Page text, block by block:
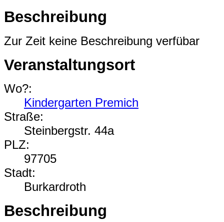
Beschreibung
Zur Zeit keine Beschreibung verfübar
Veranstaltungsort
Wo?:
Kindergarten Premich
Straße:
Steinbergstr. 44a
PLZ:
97705
Stadt:
Burkardroth
Beschreibung